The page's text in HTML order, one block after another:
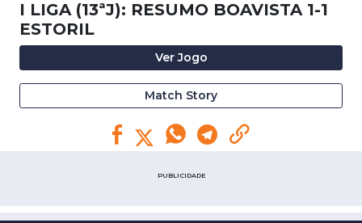
I LIGA (13ªJ): RESUMO BOAVISTA 1-1
ESTORIL
Ver Jogo
Match Story
PUBLICIDADE